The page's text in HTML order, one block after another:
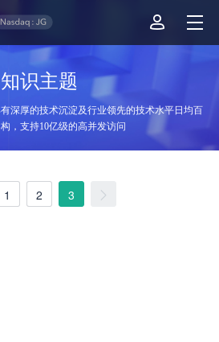
知识主题
深厚的技术沉淀及行业领先的技术水平日均百
，支持10亿级的高并发访问
1
2 3